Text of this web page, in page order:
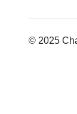
© 2025